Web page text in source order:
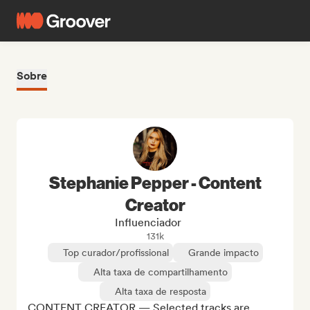
Sobre
Stephanie Pepper - Content
Creator
Influenciador
131k
Top curador/profissional
Grande impacto
Alta taxa de compartilhamento
Alta taxa de resposta